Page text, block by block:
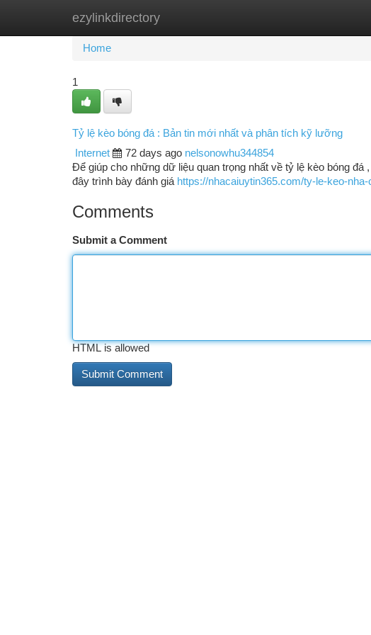
ezylinkdirectory
Home New Site Listings
Home
1
Tỷ lệ kèo bóng đá : Bản tin mới nhất và phân tích kỹ lưỡng
Internet
72 days ago nelsonowhu344854
Để giúp cho những dữ liệu quan trọng nhất về tỷ lệ kèo bóng
đây trình bày đánh giá https://nhacaiuytin365.com/ty-le-keo-
Comments
Submit a Comment
HTML is allowed